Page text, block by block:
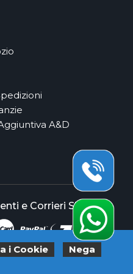
A&D
e Corrieri Sicuri
i Cookie Nega